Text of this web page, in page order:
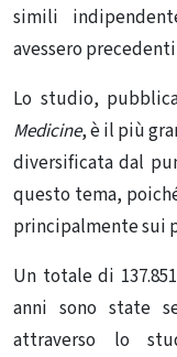
simili
avessero
Lo studio,
Medicine, è il più
diversificata dal
questo tema,
principalmente sui
Un totale di
anni sono state
attraverso lo